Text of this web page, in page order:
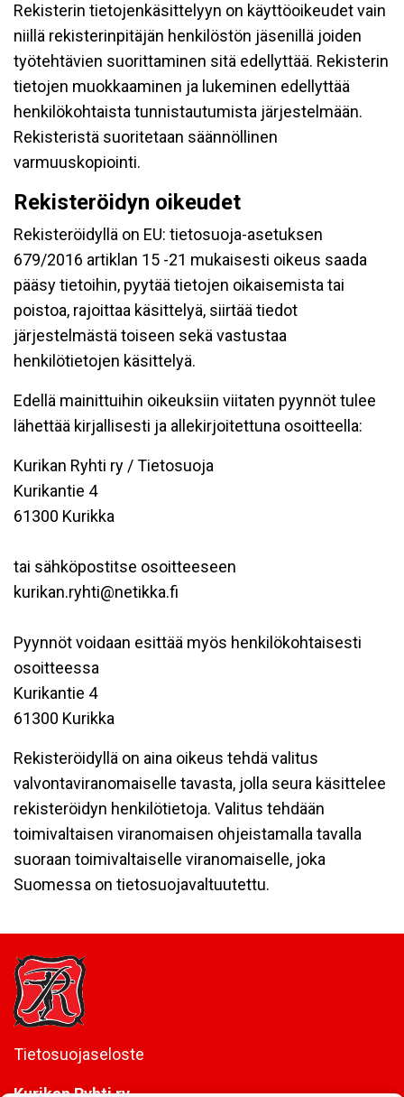
Rekisterin tietojenkäsittelyyn on käyttöoikeudet vain
niillä rekisterinpitäjän henkilöstön jäsenillä joiden
työtehtävien suorittaminen sitä edellyttää. Rekisterin
tietojen muokkaaminen ja lukeminen edellyttää
henkilökohtaista tunnistautumista järjestelmään.
Rekisteristä suoritetaan säännöllinen
varmuuskopiointi.
Rekisteröidyn oikeudet
Rekisteröidyllä on EU: tietosuoja-asetuksen
679/2016 artiklan 15 -21 mukaisesti oikeus saada
pääsy tietoihin, pyytää tietojen oikaisemista tai
poistoa, rajoittaa käsittelyä, siirtää tiedot
järjestelmästä toiseen sekä vastustaa
henkilötietojen käsittelyä.
Edellä mainittuihin oikeuksiin viitaten pyynnöt tulee
lähettää kirjallisesti ja allekirjoitettuna osoitteella:
Kurikan Ryhti ry / Tietosuoja
Kurikantie 4
61300 Kurikka
tai sähköpostitse osoitteeseen
kurikan.ryhti@netikka.fi
Pyynnöt voidaan esittää myös henkilökohtaisesti
osoitteessa
Kurikantie 4
61300 Kurikka
Rekisteröidyllä on aina oikeus tehdä valitus
valvontaviranomaiselle tavasta, jolla seura käsittelee
rekisteröidyn henkilötietoja. Valitus tehdään
toimivaltaisen viranomaisen ohjeistamalla tavalla
suoraan toimivaltaiselle viranomaiselle, joka
Suomessa on tietosuojavaltuutettu.
Tietosuojaseloste